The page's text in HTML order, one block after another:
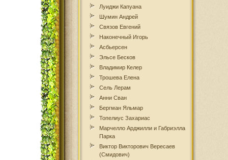
Луиджи Капуана
Шумин Андрей
Связов Евгений
Наконечный Игорь
Асбьерсен
Эльсе Бесков
Владимир Келер
Трошева Елена
Сель Лерам
Анни Сван
Бергман Яльмар
Топелиус Захариас
Марчелло Арджилли и Габриэлла
Парка
Виктор Викторович Вересаев
(Смидович)